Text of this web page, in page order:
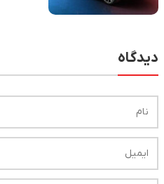
دیدگاه